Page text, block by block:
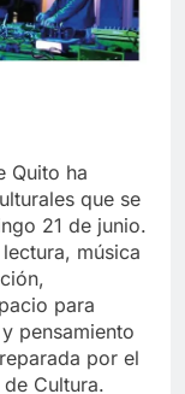
Quito ha
que se
21 de junio.
música
para
pensamiento
por el
Cultura.